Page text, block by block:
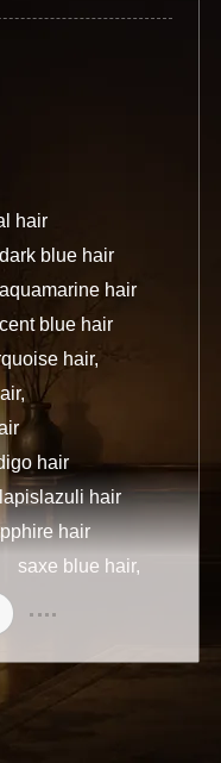
hair
blue hair
hair
blue hair
hair,
hair
hair
hair
saxe blue hair,